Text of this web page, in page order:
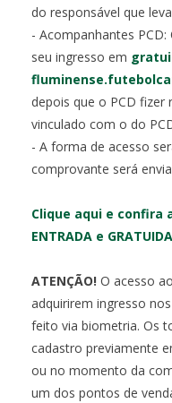
do responsável que
- Acompanhantes
seu ingresso em
depois que o PCD fizer
vinculado com o do
- A forma de acesso
comprovante será
Clique aqui e confira
ENTRADA e
ATENÇÃO! O acesso
adquirirem ingresso
feito via biometria. Os
cadastro previamente
ou no momento da
um dos pontos de